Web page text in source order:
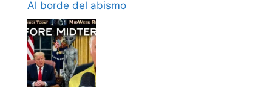
Al borde del abismo